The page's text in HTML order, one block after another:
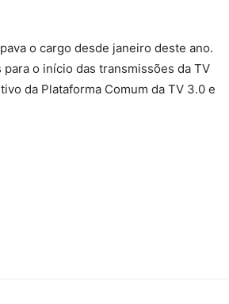
o cargo desde janeiro deste ano.
o início das transmissões da TV
da Plataforma Comum da TV 3.0 e